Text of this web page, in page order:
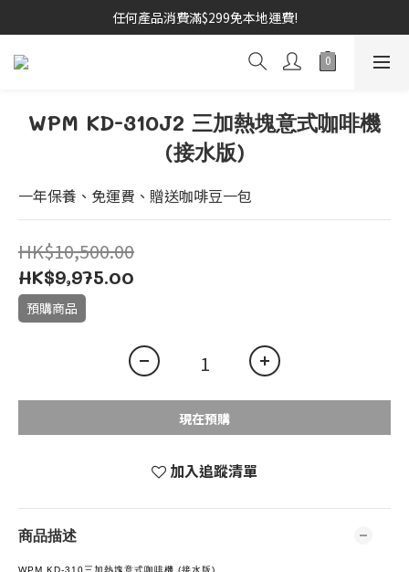
任何產品消費滿$299免本地運費!
WPM KD-310J2 三加熱塊意式咖啡機
(接水版)
一年保養、免運費、贈送咖啡豆一包
HK$10,500.00
HK$9,975.00
預購商品
現在預購
加入追蹤清單
商品描述
WPM KD-310三加熱塊意式咖啡機 (接水版)